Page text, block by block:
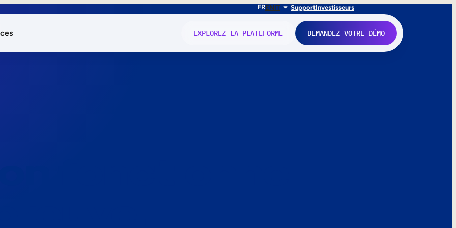
FRENIT SupportInvestisseurs
EXPLOREZ LA PLATEFORME DEMANDEZ VOTRE DÉMO